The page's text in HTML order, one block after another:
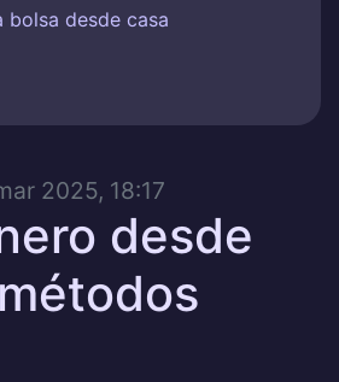
bolsa desde casa
2025, 18:17
desde